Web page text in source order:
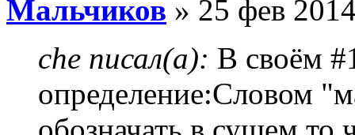
Мальчиков » 25 фев
che писал(а): В своём
определение:Словом